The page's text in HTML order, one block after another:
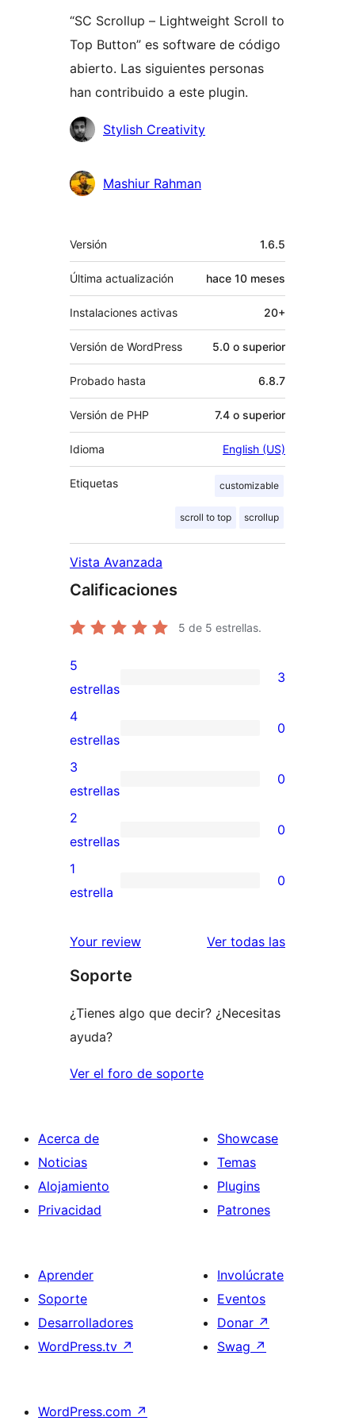
“SC Scrollup – Lightweight Scroll to
Top Button” es software de código
abierto. Las siguientes personas
han contribuido a este plugin.
Colaboradores
Stylish Creativity
Mashiur Rahman
Meta
Versión 1.6.5
Última actualización hace 10 meses
Instalaciones activas 20+
Versión de WordPress 5.0 o superior
Probado hasta 6.8.7
Versión de PHP 7.4 o superior
Idioma English (US)
Etiquetas customizable
scroll to top scrollup
Vista Avanzada
Calificaciones
5 de 5 estrellas.
3
valoraciones
de
5
estrellas
5
estrellas
3
0
valoraciones
de
4
estrellas
4
estrellas
0
0
valoraciones
de
3
estrellas
3
estrellas
0
0
valoraciones
de
estrellas
2
estrellas
0
0
de
estrellas
1
estrella
0
Your review Ver todas lasreseñas
Soporte
¿Tienes algo que decir? ¿Necesitas
ayuda?
Ver el foro de soporte
Acerca de
Noticias
Alojamiento
Privacidad
Showcase
Temas
Plugins
Patrones
Aprender
Soporte
Desarrolladores
WordPress.tv ↗
Involúcrate
Eventos
Donar ↗
Swag ↗
WordPress.com ↗